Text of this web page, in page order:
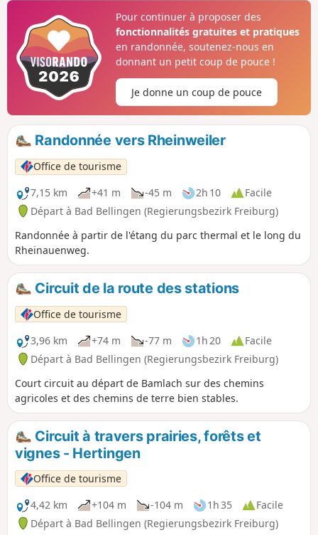
Pour continuer à proposer des
fonctionnalités gratuites et pratiques
en randonnée, soutenez-nous en
donnant un petit coup de pouce !
Je donne un coup de pouce
Randonnée vers Rheinweiler
Office de tourisme
7,15 km
+41 m -45 m 2h 10
Facile
Départ à Bad Bellingen (Regierungsbezirk Freiburg)
Randonnée à partir de l'étang du parc thermal et le long du
Rheinauenweg.
Circuit de la route des stations
Office de tourisme
3,96 km
+74 m -77 m 1h 20
Facile
Départ à Bad Bellingen (Regierungsbezirk Freiburg)
Court circuit au départ de Bamlach sur des chemins
agricoles et des chemins de terre bien stables.
Circuit à travers prairies, forêts et
vignes - Hertingen
Office de tourisme
4,42 km
+104 m -104 m 1h 35
Facile
Départ à Bad Bellingen (Regierungsbezirk Freiburg)